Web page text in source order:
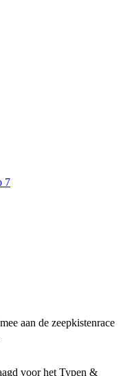
7
aan de zeepkistenrace
voor het Typen &